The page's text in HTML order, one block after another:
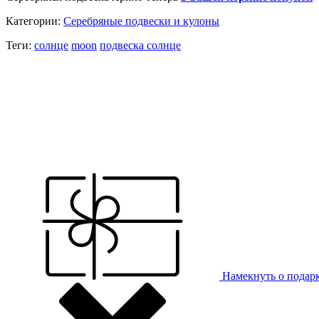
Категории: Серебряные подвески и кулоны
Теги: солнце moon подвеска солнце
Намекнуть о